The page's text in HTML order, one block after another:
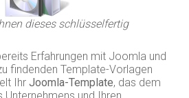
dieses schlüsselfertig
Erfahrungen mit Joomla und
findenden Template-Vorlagen
Ihr Joomla-Template, das dem